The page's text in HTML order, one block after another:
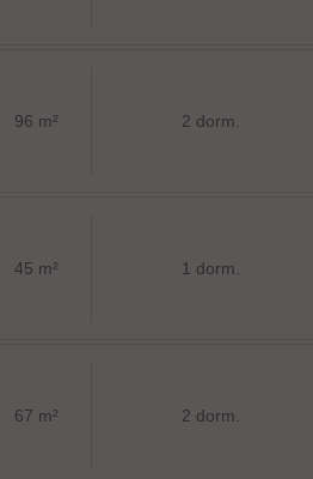
96 m² 2 dorm.
45 m² 1 dorm.
67 m² 2 dorm.